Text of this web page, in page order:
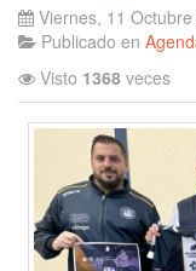
Viernes, 11
Publicado en
Visto 1368 veces